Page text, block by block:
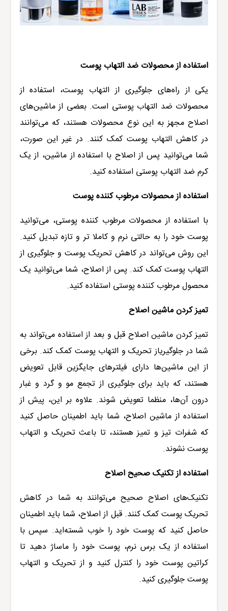
استفاده از محصولات ضد التهاب پوست
یکی از راه‌های جلوگیری از التهاب پوست، استفاده از
محصولات ضد التهاب پوستی است. بعضی از ماشین‌های
اصلاح مجهز به این نوع محصولات هستند، که می‌توانند
در کاهش التهاب پوست کمک کنند. در غیر این صورت،
شما می‌توانید پس از اصلاح با استفاده از ماشین، از یک
کرم ضد التهاب پوستی استفاده کنید.
استفاده از محصولات مرطوب کننده پوست
با استفاده از محصولات مرطوب کننده پوستی، می‌توانید
پوست خود را به حالتی نرم و کاملا تر و تازه تبدیل کنید.
این روش می‌تواند در کاهش تحریک پوست و جلوگیری از
التهاب پوست کمک کند. پس از اصلاح، شما می‌توانید یک
محصول مرطوب کننده پوستی استفاده کنید.
تمیز کردن ماشین اصلاح
تمیز کردن ماشین اصلاح قبل و بعد از استفاده می‌تواند به
شما در جلوگیریاز تحریک و التهاب پوست کمک کند. برخی
از این ماشین‌ها دارای فیلترهای جایگزین قابل تعویض
هستند، که باید برای جلوگیری از تجمع مو و گرد و غبار
درون آن‌ها، منظما تعویض شوند. علاوه بر این، پیش از
استفاده از ماشین اصلاح، شما باید اطمینان حاصل کنید
که شفرات تیز و تمیز هستند، تا باعث تحریک و التهاب
پوست نشوند.
استفاده از تکنیک صحیح اصلاح
تکنیک‌های اصلاح صحیح می‌توانند به شما در کاهش
تحریک پوست کمک کنند. قبل از اصلاح، شما باید اطمینان
حاصل کنید که پوست خود را خوب شسته‌اید. سپس با
استفاده از یک برس نرم، پوست خود را ماساژ دهید تا
کراتین پوست خود را کنترل کنید و از تحریک و التهاب
پوست جلوگیری کنید.